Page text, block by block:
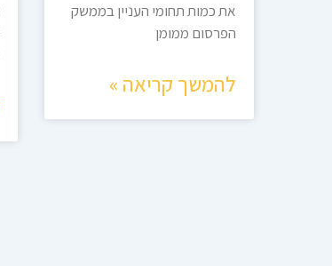
את כמות תחומי העניין בממשק
הפרסום ממומן
להמשך קריאה »